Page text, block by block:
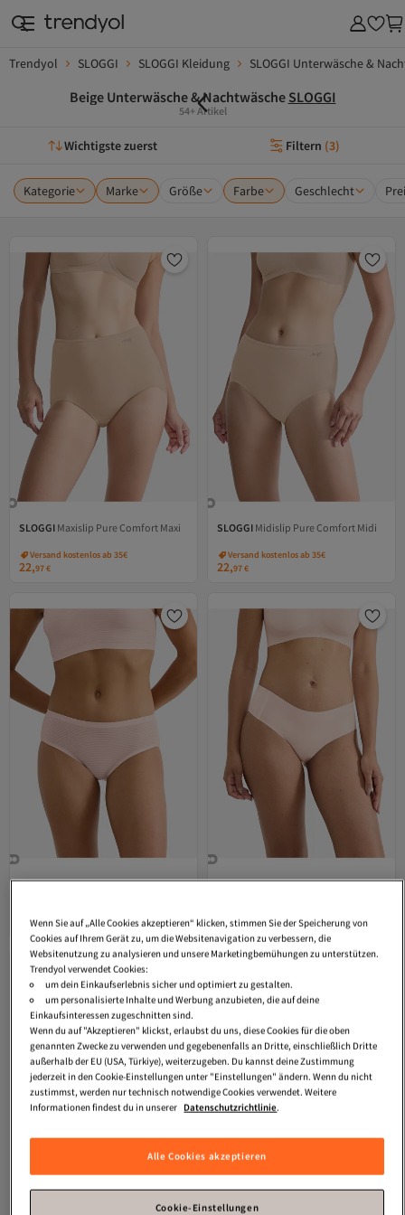
Trendyol SLOGGI SLOGGI Kleidung SLOGGI Unterwäsche &
Beige Unterwäsche & Nachtwäsche SLOGGI
54+ Artikel
Wichtigste zuerst Filtern (3)
Kategorie Marke Größe Farbe Geschlecht
SLOGGI Maxislip Pure Comfort Maxi
Versand kostenlos ab 35€
22,97€
SLOGGI Midislip Pure Comfort Midi
Versand kostenlos ab 35€
22,97€
SLOGGIRetro Boxer Blue ZERO Feel
19,64€
SLOGGIRetro Boxer Blue ZERO Feel
19,64€
Wenn Sie auf „Alle Cookies akzeptieren“ klicken, stimmen Sie der Speicherung von
Cookies auf Ihrem Gerät zu, um die Websitenavigation zu verbessern, die
Websitenutzung zu analysieren und unsere Marketingbemühungen zu unterstützen.
Trendyol verwendet Cookies:
um dein Einkaufserlebnis sicher und optimiert zu gestalten.
um personalisierte Inhalte und Werbung anzubieten, die auf deine
Einkaufsinteressen zugeschnitten sind.
Wenn du auf "Akzeptieren" klickst, erlaubst du uns, diese Cookies für die oben
genannten Zwecke zu verwenden und gegebenenfalls an Dritte, einschließlich Dritte
außerhalb der EU (USA, Türkiye), weiterzugeben. Du kannst deine Zustimmung
jederzeit in den Cookie-Einstellungen unter "Einstellungen" ändern. Wenn du nicht
zustimmst, werden nur technisch notwendige Cookies verwendet. Weitere
Informationen findest du in unserer Datenschutzrichtlinie.
Alle Cookies akzeptieren
Cookie-Einstellungen